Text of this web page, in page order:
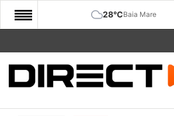
28°CBaia Mare
START
COMUNITATE